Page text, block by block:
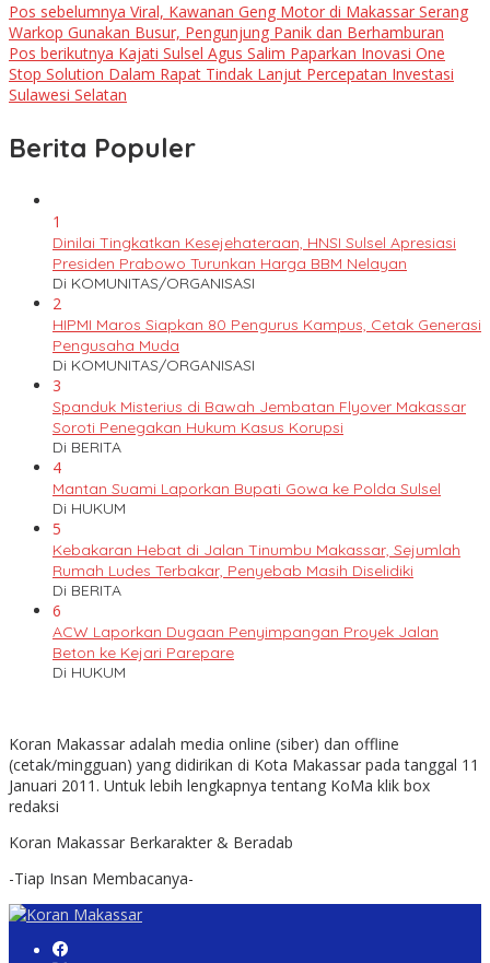
Pos sebelumnya Viral, Kawanan Geng Motor di Makassar Serang
Warkop Gunakan Busur, Pengunjung Panik dan Berhamburan
Pos berikutnya Kajati Sulsel Agus Salim Paparkan Inovasi One
Stop Solution Dalam Rapat Tindak Lanjut Percepatan Investasi
Sulawesi Selatan
Berita Populer
1
Dinilai Tingkatkan Kesejehateraan, HNSI Sulsel Apresiasi
Presiden Prabowo Turunkan Harga BBM Nelayan
Di KOMUNITAS/ORGANISASI
2
HIPMI Maros Siapkan 80 Pengurus Kampus, Cetak Generasi
Pengusaha Muda
Di KOMUNITAS/ORGANISASI
3
Spanduk Misterius di Bawah Jembatan Flyover Makassar
Soroti Penegakan Hukum Kasus Korupsi
Di BERITA
4
Mantan Suami Laporkan Bupati Gowa ke Polda Sulsel
Di HUKUM
5
Kebakaran Hebat di Jalan Tinumbu Makassar, Sejumlah
Rumah Ludes Terbakar, Penyebab Masih Diselidiki
Di BERITA
6
ACW Laporkan Dugaan Penyimpangan Proyek Jalan
Beton ke Kejari Parepare
Di HUKUM
Koran Makassar adalah media online (siber) dan offline
(cetak/mingguan) yang didirikan di Kota Makassar pada tanggal 11
Januari 2011. Untuk lebih lengkapnya tentang KoMa klik box
redaksi
Koran Makassar Berkarakter & Beradab
-Tiap Insan Membacanya-